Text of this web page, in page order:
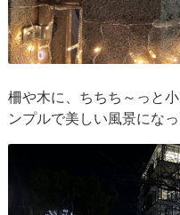
柵や木に、ちちち～っと
ンプルで美しい風景になっ